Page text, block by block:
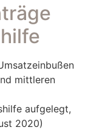
mittleren
aufgelegt,
2020)